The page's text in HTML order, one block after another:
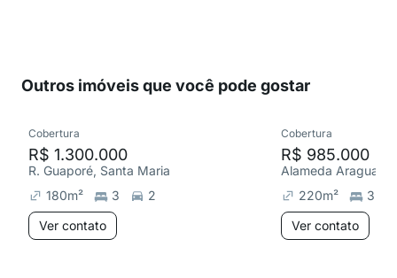
Outros imóveis que você pode gostar
Cobertura
R$ 1.300.000
R. Guaporé, Santa Maria
180m² 3
2
Ver contato
Cobertura
R$ 985.000
Alameda Araguaia,
220m²
3
Ver contato